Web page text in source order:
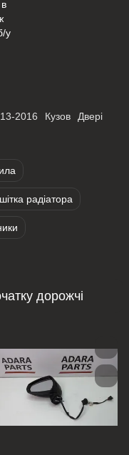
2016 Кузов Двері
радіатора
дорожчі